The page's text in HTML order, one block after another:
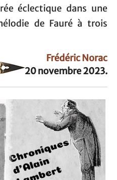
éclectique dans une
de Fauré à trois
Frédéric Norac
20 novembre 2023.